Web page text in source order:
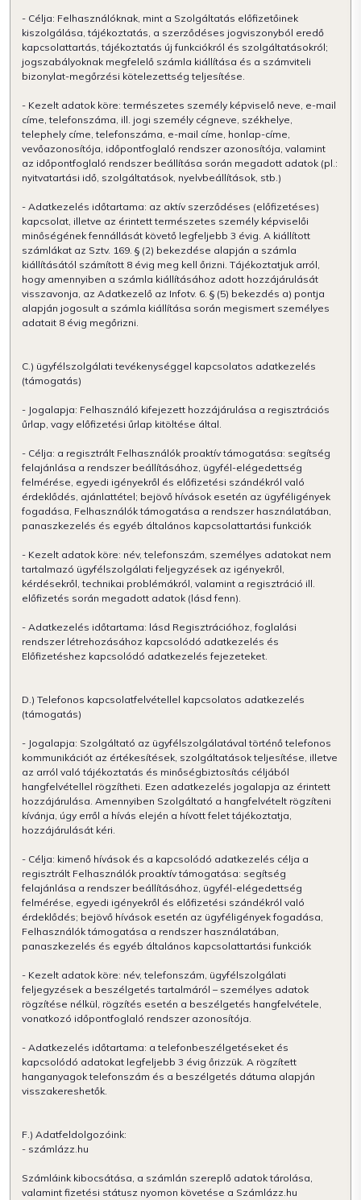
- Célja: Felhasználóknak, mint a Szolgáltatás előfizetőinek
kiszolgálása, tájékoztatás, a szerződéses jogviszonyból eredő
kapcsolattartás, tájékoztatás új funkciókról és szolgáltatásokról;
jogszabályoknak megfelelő számla kiállítása és a számviteli
bizonylat-megőrzési kötelezettség teljesítése.
- Kezelt adatok köre: természetes személy képviselő neve, e-mail
címe, telefonszáma, ill. jogi személy cégneve, székhelye,
telephely címe, telefonszáma, e-mail címe, honlap-címe,
vevőazonosítója, időpontfoglaló rendszer azonosítója, valamint
az időpontfoglaló rendszer beállítása során megadott adatok (pl.:
nyitvatartási idő, szolgáltatások, nyelvbeállítások, stb.)
- Adatkezelés időtartama: az aktív szerződéses (előfizetéses)
kapcsolat, illetve az érintett természetes személy képviselői
minőségének fennállását követő legfeljebb 3 évig. A kiállított
számlákat az Sztv. 169. § (2) bekezdése alapján a számla
kiállításától számított 8 évig meg kell őrizni. Tájékoztatjuk arról,
hogy amennyiben a számla kiállításához adott hozzájárulását
visszavonja, az Adatkezelő az Infotv. 6. § (5) bekezdés a) pontja
alapján jogosult a számla kiállítása során megismert személyes
adatait 8 évig megőrizni.
C.) ügyfélszolgálati tevékenységgel kapcsolatos adatkezelés
(támogatás)
- Jogalapja: Felhasználó kifejezett hozzájárulása a regisztrációs
űrlap, vagy előfizetési űrlap kitöltése által.
- Célja: a regisztrált Felhasználók proaktív támogatása: segítség
felajánlása a rendszer beállításához, ügyfél-elégedettség
felmérése, egyedi igényekről és előfizetési szándékról való
érdeklődés, ajánlattétel; bejövő hívások esetén az ügyféligények
fogadása, Felhasználók támogatása a rendszer használatában,
panaszkezelés és egyéb általános kapcsolattartási funkciók
- Kezelt adatok köre: név, telefonszám, személyes adatokat nem
tartalmazó ügyfélszolgálati feljegyzések az igényekről,
kérdésekről, technikai problémákról, valamint a regisztráció ill.
előfizetés során megadott adatok (lásd fenn).
- Adatkezelés időtartama: lásd Regisztrációhoz, foglalási
rendszer létrehozásához kapcsolódó adatkezelés és
Előfizetéshez kapcsolódó adatkezelés fejezeteket.
D.) Telefonos kapcsolatfelvétellel kapcsolatos adatkezelés
(támogatás)
- Jogalapja: Szolgáltató az ügyfélszolgálatával történő telefonos
kommunikációt az értékesítések, szolgáltatások teljesítése, illetve
az arról való tájékoztatás és minőségbiztosítás céljából
hangfelvétellel rögzítheti. Ezen adatkezelés jogalapja az érintett
hozzájárulása. Amennyiben Szolgáltató a hangfelvételt rögzíteni
kívánja, úgy erről a hívás elején a hívott felet tájékoztatja,
hozzájárulását kéri.
- Célja: kimenő hívások és a kapcsolódó adatkezelés célja a
regisztrált Felhasználók proaktív támogatása: segítség
felajánlása a rendszer beállításához, ügyfél-elégedettség
felmérése, egyedi igényekről és előfizetési szándékról való
érdeklődés; bejövő hívások esetén az ügyféligények fogadása,
Felhasználók támogatása a rendszer használatában,
panaszkezelés és egyéb általános kapcsolattartási funkciók
- Kezelt adatok köre: név, telefonszám, ügyfélszolgálati
feljegyzések a beszélgetés tartalmáról – személyes adatok
rögzítése nélkül, rögzítés esetén a beszélgetés hangfelvétele,
vonatkozó időpontfoglaló rendszer azonosítója.
- Adatkezelés időtartama: a telefonbeszélgetéseket és
kapcsolódó adatokat legfeljebb 3 évig őrizzük. A rögzített
hanganyagok telefonszám és a beszélgetés dátuma alapján
visszakereshetők.
F.) Adatfeldolgozóink:
- számlázz.hu
Számláink kibocsátása, a számlán szereplő adatok tárolása,
valamint fizetési státusz nyomon követése a Számlázz.hu